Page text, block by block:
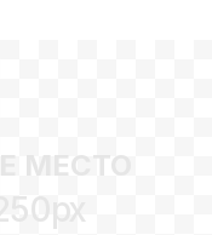
МЕСТО